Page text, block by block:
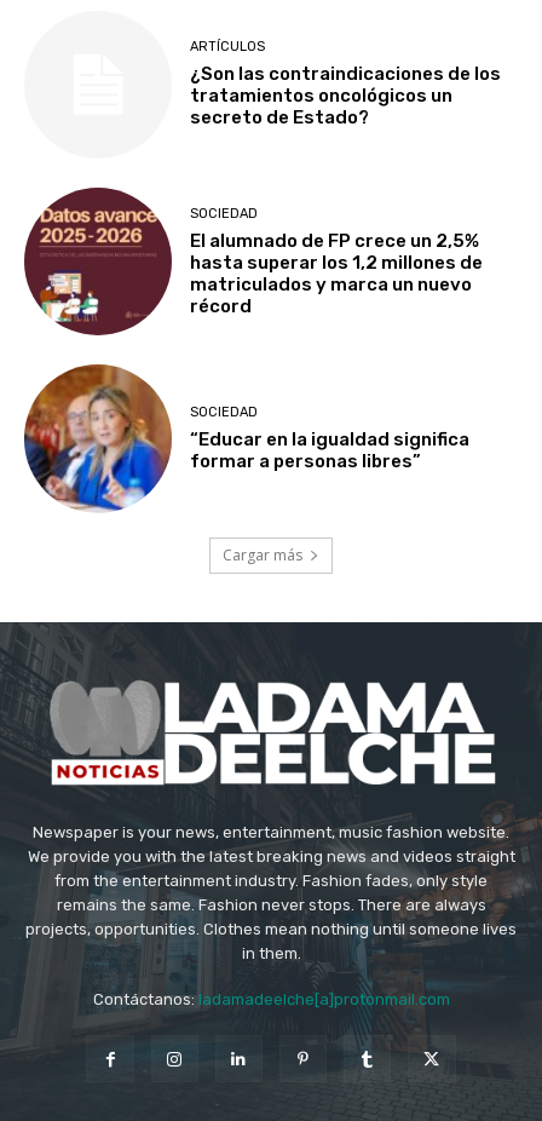
ARTÍCULOS
¿Son las contraindicaciones de los
tratamientos oncológicos un
secreto de Estado?
SOCIEDAD
El alumnado de FP crece un 2,5%
hasta superar los 1,2 millones de
matriculados y marca un nuevo
récord
SOCIEDAD
“Educar en la igualdad significa
formar a personas libres”
Cargar más
Newspaper is your news, entertainment, music fashion website.
We provide you with the latest breaking news and videos straight
from the entertainment industry. Fashion fades, only style
remains the same. Fashion never stops. There are always
projects, opportunities. Clothes mean nothing until someone lives
in them.
Contáctanos: ladamadeelche[a]protonmail.com